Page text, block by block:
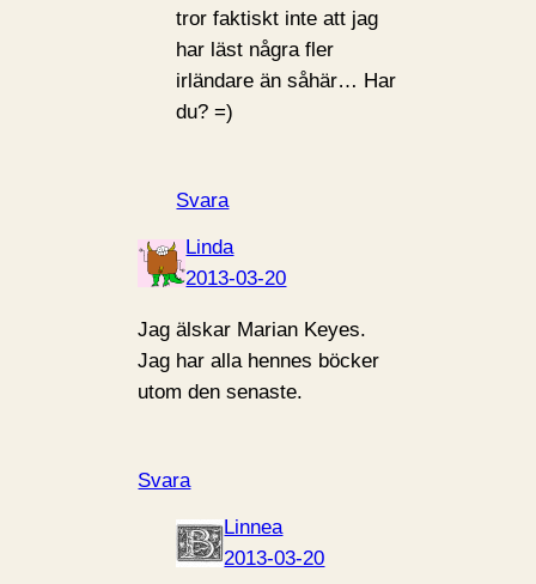
tror faktiskt inte att jag
har läst några fler
irländare än såhär… Har
du? =)
Svara
Linda
2013-03-20
Jag älskar Marian Keyes.
Jag har alla hennes böcker
utom den senaste.
Svara
Linnea
2013-03-20